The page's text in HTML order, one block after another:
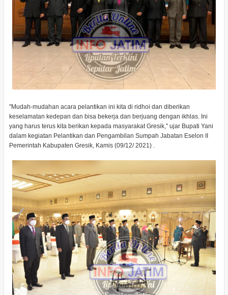
"Mudah-mudahan acara pelantikan ini kita di ridhoi dan diberikan
keselamatan kedepan dan bisa bekerja dan berjuang dengan ikhlas. Ini
yang harus terus kita berikan kepada masyarakat Gresik," ujar Bupati Yani
dalam kegiatan Pelantikan dan Pengambilan Sumpah Jabatan Eselon II
Pemerintah Kabupaten Gresik, Kamis (09/12/ 2021) .